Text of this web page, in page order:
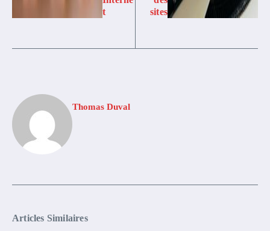
t
sites
Thomas Duval
Articles Similaires